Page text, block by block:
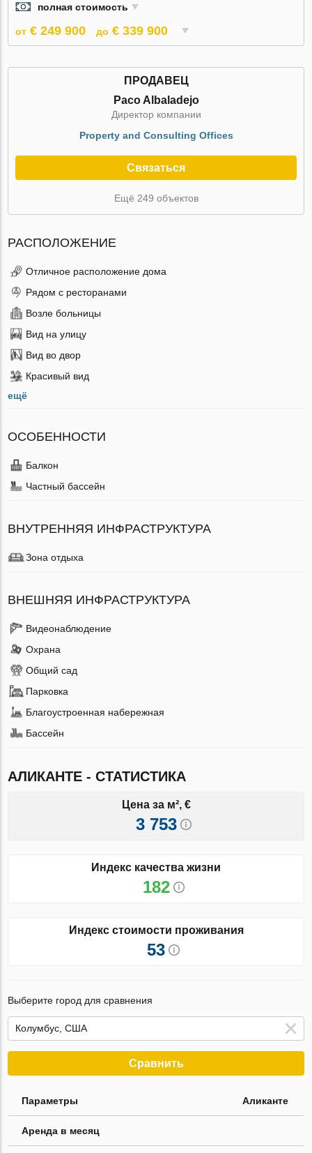
полная стоимость
от € 249 900 до € 339 900
ПРОДАВЕЦ
Paco Albaladejo
Директор компании
Property and Consulting Offices
Связаться
Ещё 249 объектов
РАСПОЛОЖЕНИЕ
Отличное расположение дома
Рядом с ресторанами
Возле больницы
Вид на улицу
Вид во двор
Красивый вид
ещё
ОСОБЕННОСТИ
Балкон
Частный бассейн
ВНУТРЕННЯЯ ИНФРАСТРУКТУРА
Зона отдыха
ВНЕШНЯЯ ИНФРАСТРУКТУРА
Видеонаблюдение
Охрана
Общий сад
Парковка
Благоустроенная набережная
Бассейн
АЛИКАНТЕ - СТАТИСТИКА
Цена за м², €
3 753
Индекс качества жизни
182
Индекс стоимости проживания
53
Выберите город для сравнения
Сравнить
Параметры Аликанте
Аренда в месяц